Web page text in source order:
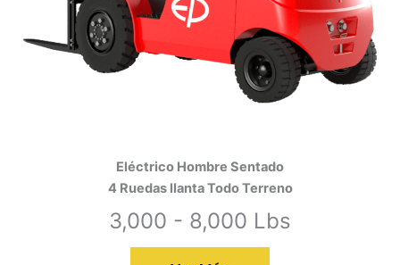
Eléctrico Hombre Sentado
4 Ruedas llanta Todo Terreno
3,000 - 8,000 Lbs